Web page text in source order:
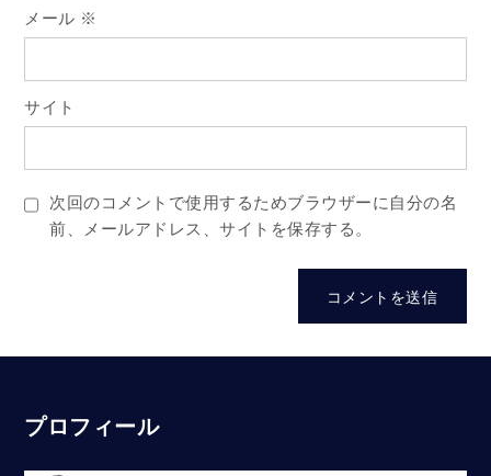
メール ※
サイト
次回のコメントで使用するためブラウザーに自分の名
前、メールアドレス、サイトを保存する。
プロフィール